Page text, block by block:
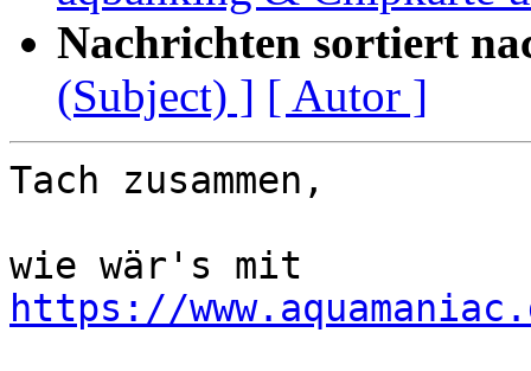
Nachrichten sortiert
(Subject) ] [ Autor ]
Tach zusammen,
https://